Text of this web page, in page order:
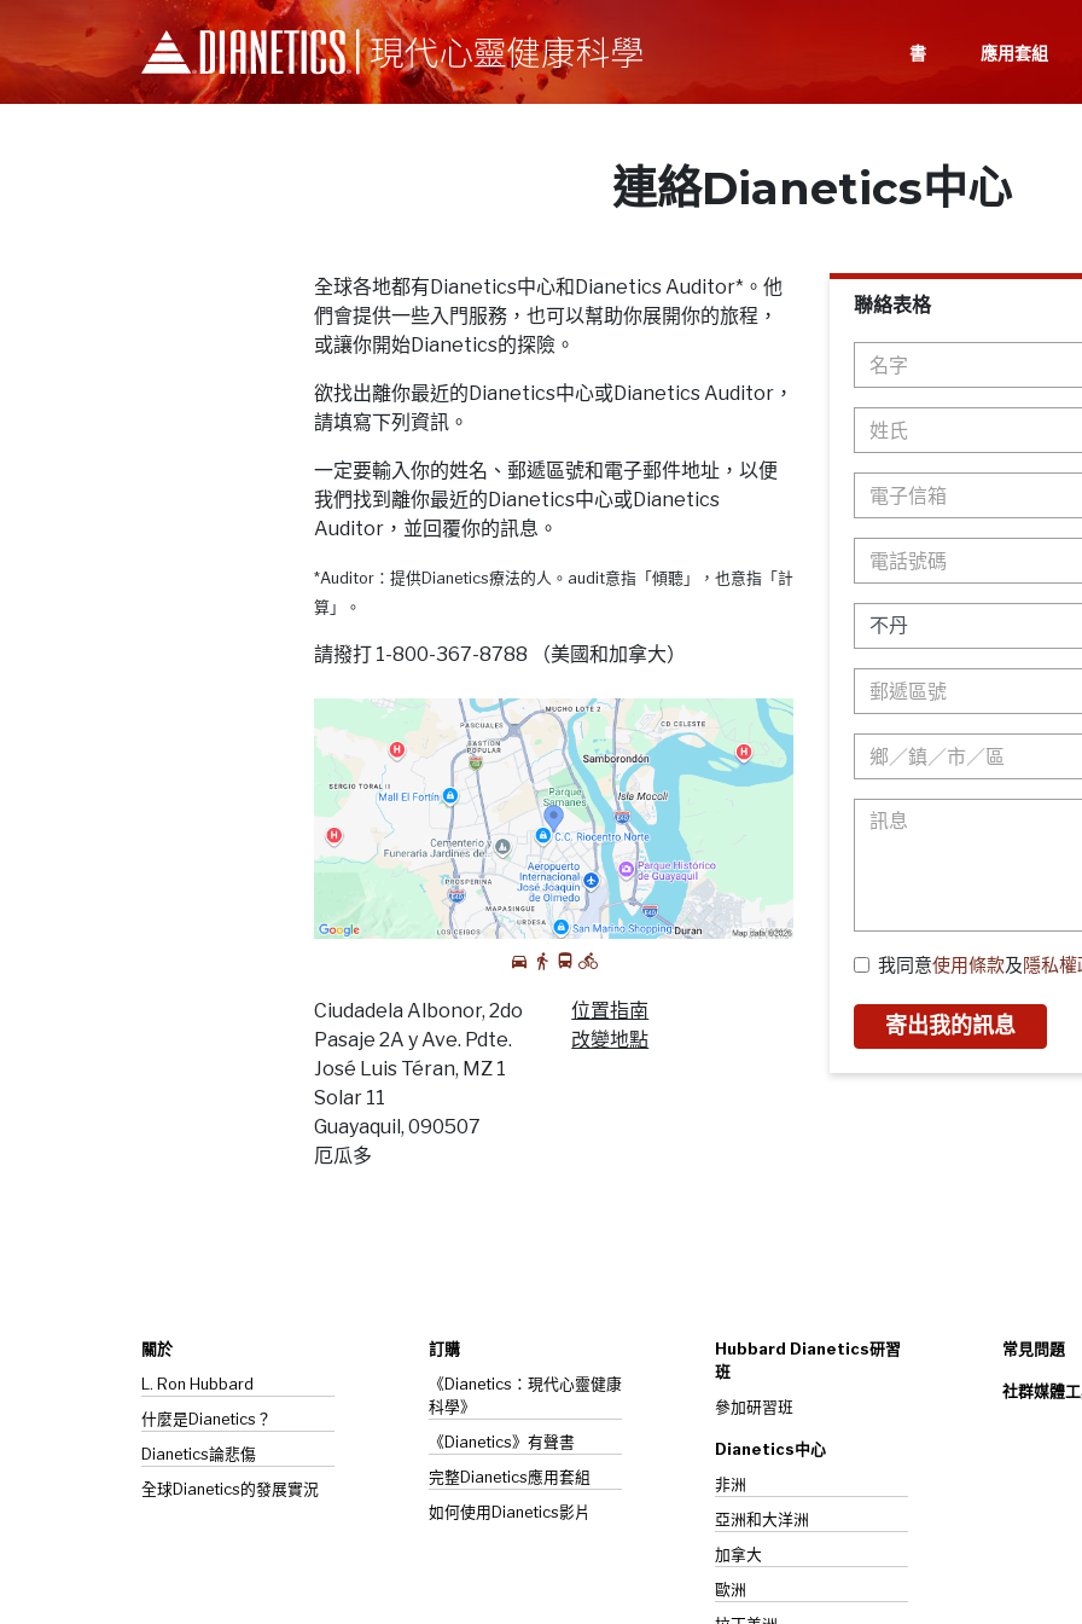
書 應用套組
連絡Dianetics中心
全球各地都有Dianetics中心和Dianetics Auditor*。他
們會提供一些入門服務，也可以幫助你展開你的旅程，
或讓你開始Dianetics的探險。
欲找出離你最近的Dianetics中心或Dianetics Auditor，
請填寫下列資訊。
一定要輸入你的姓名、郵遞區號和電子郵件地址，以便
我們找到離你最近的Dianetics中心或Dianetics
Auditor，並回覆你的訊息。
*Auditor：提供Dianetics療法的人。audit意指「傾聽」，也意指「計
算」。
請撥打 1-800-367-8788 （美國和加拿大）
Ciudadela Albonor, 2do
Pasaje 2A y Ave. Pdte.
José Luis Téran, MZ 1
Solar 11
Guayaquil, 090507
厄瓜多
位置指南
改變地點
聯絡表格
我同意使用條款及隱私權
寄出我的訊息
關於
L. Ron Hubbard
什麼是Dianetics？
Dianetics論悲傷
全球Dianetics的發展實況
訂購
《Dianetics：現代心靈健康
科學》
《Dianetics》有聲書
完整Dianetics應用套組
如何使用Dianetics影片
Hubbard Dianetics研習
班
參加研習班
Dianetics中心
非洲
亞洲和大洋洲
加拿大
歐洲
常見問題
社群媒體